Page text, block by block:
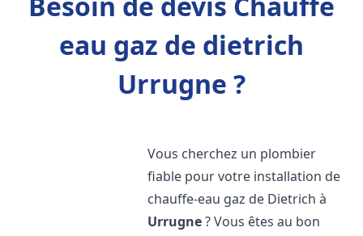
eau gaz de dietrich
Urrugne ?
Vous cherchez un plombier
fiable pour votre installation de
chauffe-eau gaz de Dietrich à
Urrugne? Vous êtes au bon